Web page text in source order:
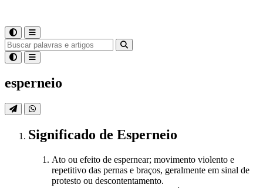
esperneio
Significado de Esperneio
Ato ou efeito de espernear; movimento violento e
repetitivo das pernas e braços, geralmente em sinal de
protesto ou descontentamento.